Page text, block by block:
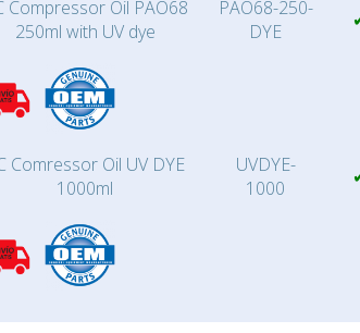
Compressor Oil PAO68
250ml with UV dye
PAO68-250-
DYE
Comressor Oil UV DYE
1000ml
UVDYE-
1000